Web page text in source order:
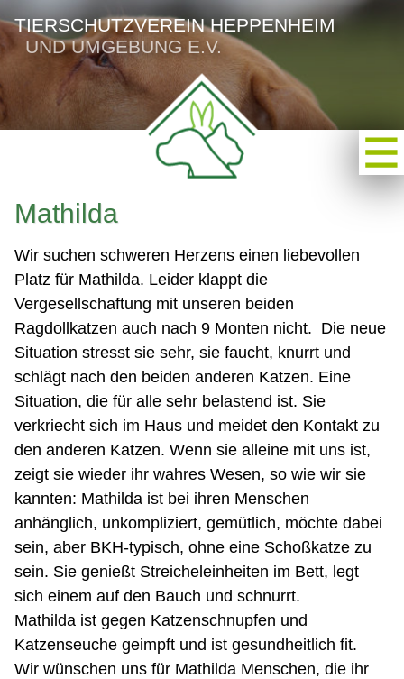
TIERSCHUTZVEREIN HEPPENHEIM
UND UMGEBUNG E.V.
Mathilda
Wir suchen schweren Herzens einen liebevollen
Platz für Mathilda. Leider klappt die
Vergesellschaftung mit unseren beiden
Ragdollkatzen auch nach 9 Monten nicht. Die neue
Situation stresst sie sehr, sie faucht, knurrt und
schlägt nach den beiden anderen Katzen. Eine
Situation, die für alle sehr belastend ist. Sie
verkriecht sich im Haus und meidet den Kontakt zu
den anderen Katzen. Wenn sie alleine mit uns ist,
zeigt sie wieder ihr wahres Wesen, so wie wir sie
kannten: Mathilda ist bei ihren Menschen
anhänglich, unkompliziert, gemütlich, möchte dabei
sein, aber BKH-typisch, ohne eine Schoßkatze zu
sein. Sie genießt Streicheleinheiten im Bett, legt
sich einem auf den Bauch und schnurrt.
Mathilda ist gegen Katzenschnupfen und
Katzenseuche geimpft und ist gesundheitlich fit.
Wir wünschen uns für Mathilda Menschen, die ihr